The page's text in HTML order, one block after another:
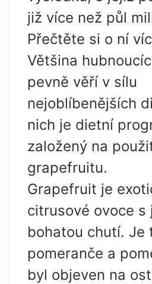
již více než půl
Přečtěte si o ní
Většina
pevně věří v sílu
nejoblíbenějších
nich je dietní
založený na
grapefruitu.
Grapefruit je
citrusové ovoce s
bohatou chutí. Je
pomeranče a
byl objeven na